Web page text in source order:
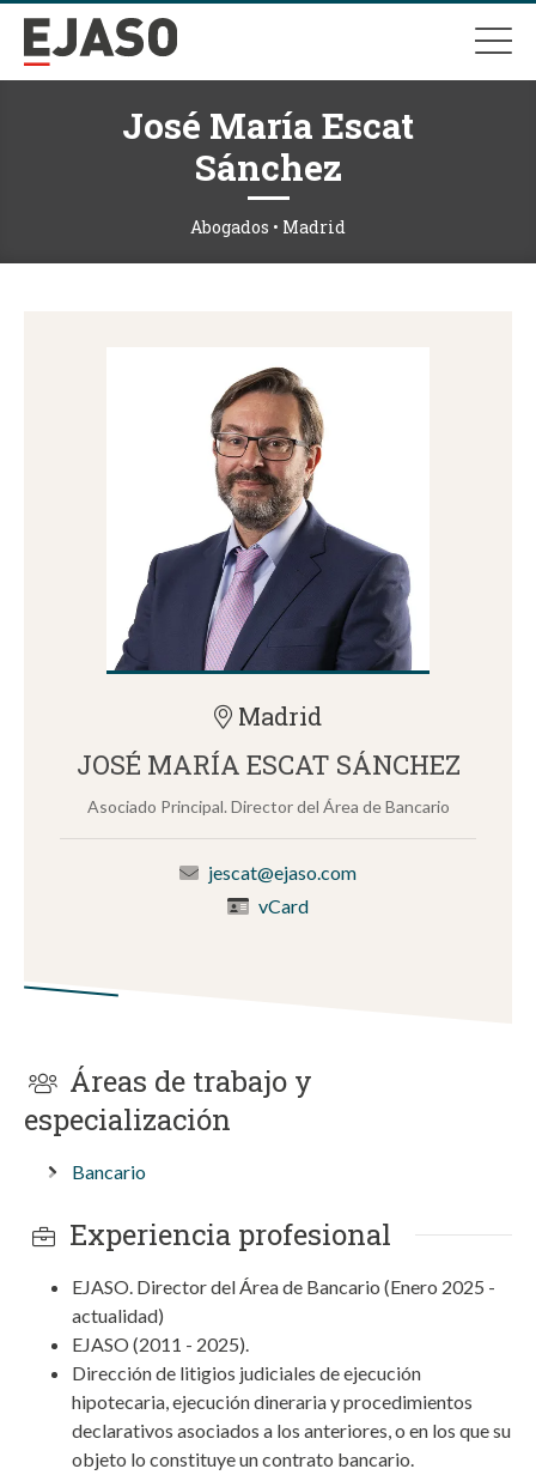
José María Escat
Sánchez
Abogados • Madrid
Madrid
JOSÉ MARÍA ESCAT SÁNCHEZ
Asociado Principal. Director del Área de Bancario
jescat@ejaso.com
vCard
Áreas de trabajo y
especialización
Bancario
Experiencia profesional
EJASO. Director del Área de Bancario (Enero 2025 -
actualidad)
EJASO (2011 - 2025).
Dirección de litigios judiciales de ejecución
hipotecaria, ejecución dineraria y procedimientos
declarativos asociados a los anteriores, o en los que su
objeto lo constituye un contrato bancario.